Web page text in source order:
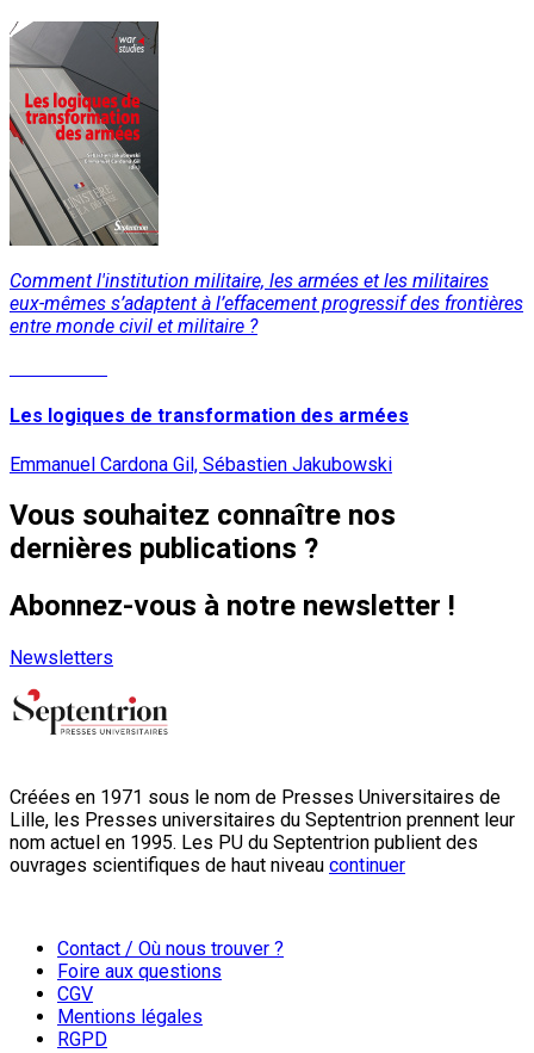
Comment l'institution militaire, les armées et les militaires
eux-mêmes s’adaptent à l’effacement progressif des frontières
entre monde civil et militaire ?
Les logiques de transformation des armées
Emmanuel Cardona Gil, Sébastien Jakubowski
Vous souhaitez connaître nos
dernières publications ?
Abonnez-vous à notre newsletter !
Newsletters
Créées en 1971 sous le nom de Presses Universitaires de
Lille, les Presses universitaires du Septentrion prennent leur
nom actuel en 1995. Les PU du Septentrion publient des
ouvrages scientifiques de haut niveau continuer
Contact / Où nous trouver ?
Foire aux questions
CGV
Mentions légales
RGPD